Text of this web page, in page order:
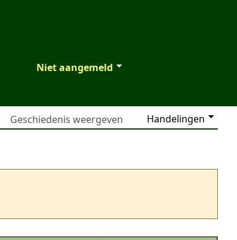
Niet aangemeld
Handelingen
Geschiedenis weergeven